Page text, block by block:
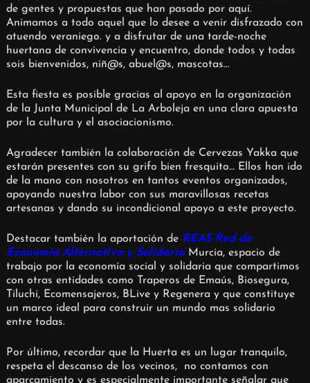
de gentes y propuestas que han pasado por aquí.
Animamos a todo aquel que lo desee a venir disfrazado con
atuendo veraniego. y a disfrutar de una tarde-noche
huertana de convivencia y encuentro, donde todos y todas
sois bienvenidos, niñ@s, abuel@s, mascotas…
Esta fiesta es posible gracias al apoyo en la organización
de la Junta Municipal de La Arboleja en una clara apuesta
por la cultura y el asociacionismo.
Agradecer también la colaboración de Cervezas Yakka que
estarán presentes con su grifo bien fresquito… Ellos han ido
de la mano con nosotros en tantos eventos organizados,
apoyando nuestra labor con sus maravillosas recetas
artesanas y dando su incondicional apoyo a este proyecto.
Destacar también la aportación de REAS Red de
Economía Alternativa y SolidariaMurcia, espacio de
trabajo por la economía social y solidaria que compartimos
con otras entidades como Traperos de Emaús, Biosegura,
Tiluchi, Ecomensajeros, BLive y Regenera y que constituye
un marco ideal para construir un mundo mas solidario
entre todas.
Por último, recordar que la Huerta es un lugar tranquilo,
respeta el descanso de los vecinos, no contamos con
aparcamiento y es especialmente importante señalar que